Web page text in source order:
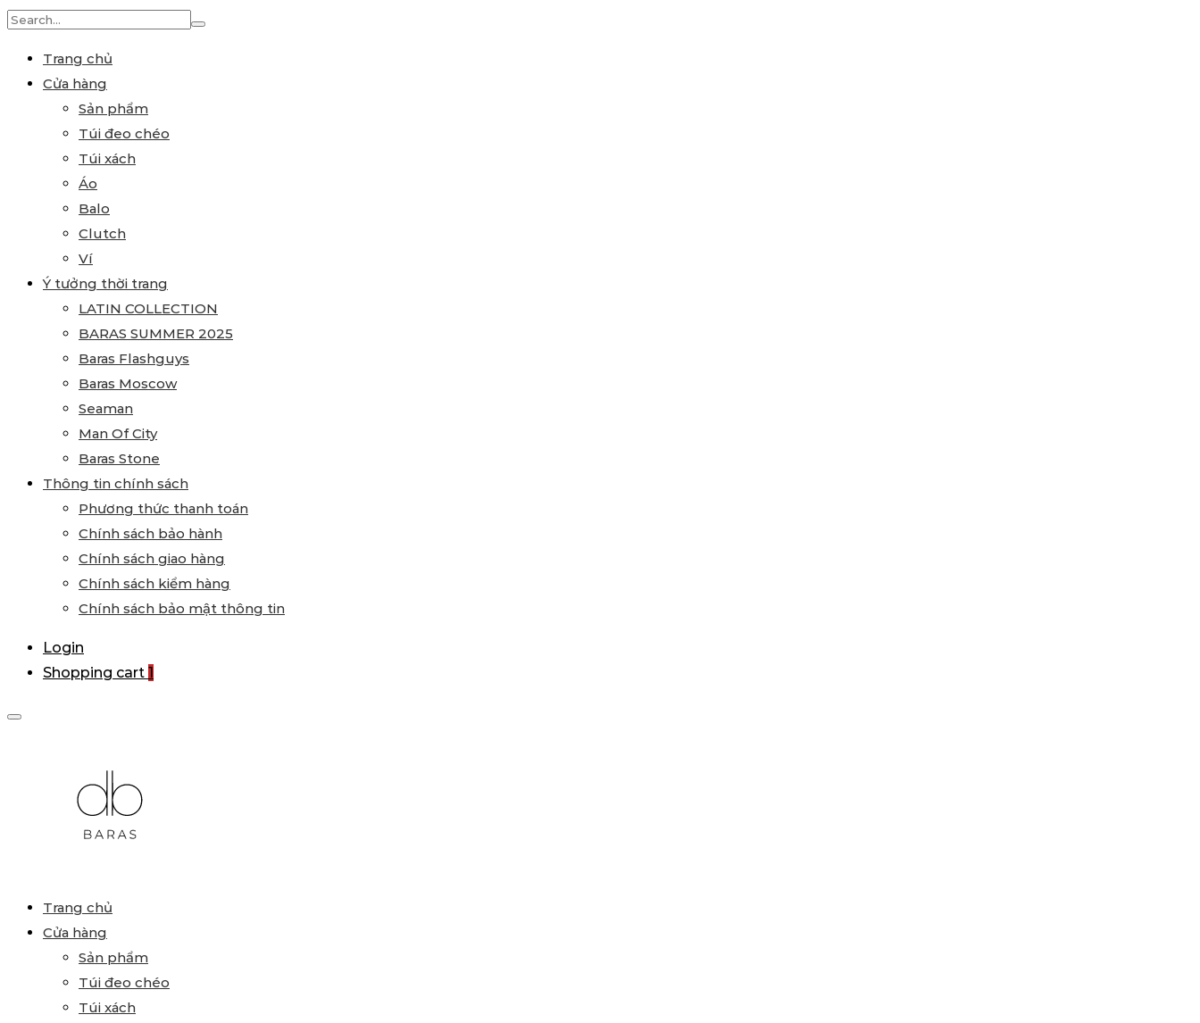
Search
Trang chủ
Cửa hàng
Sản phẩm
Túi đeo chéo
Túi xách
Áo
Balo
Clutch
Ví
Ý tưởng thời trang
LATIN COLLECTION
BARAS SUMMER 2025
Baras Flashguys
Baras Moscow
Seaman
Man Of City
Baras Stone
Thông tin chính sách
Phương thức thanh toán
Chính sách bảo hành
Chính sách giao hàng
Chính sách kiểm hàng
Chính sách bảo mật thông tin
Login
Shopping cart 1
VIETNAM
Primary
Menu
Trang chủ
Cửa hàng
Sản phẩm
Túi đeo chéo
Túi xách